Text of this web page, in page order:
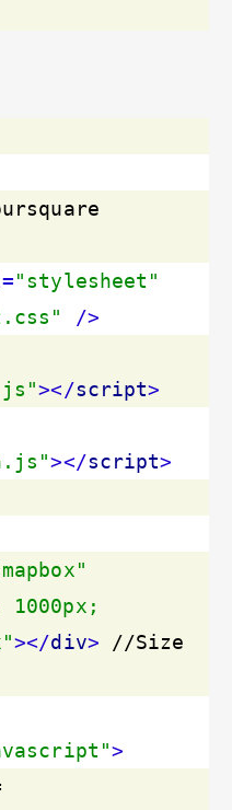
="stylesheet"
/>
></script>
></script>
></div> //Size
>